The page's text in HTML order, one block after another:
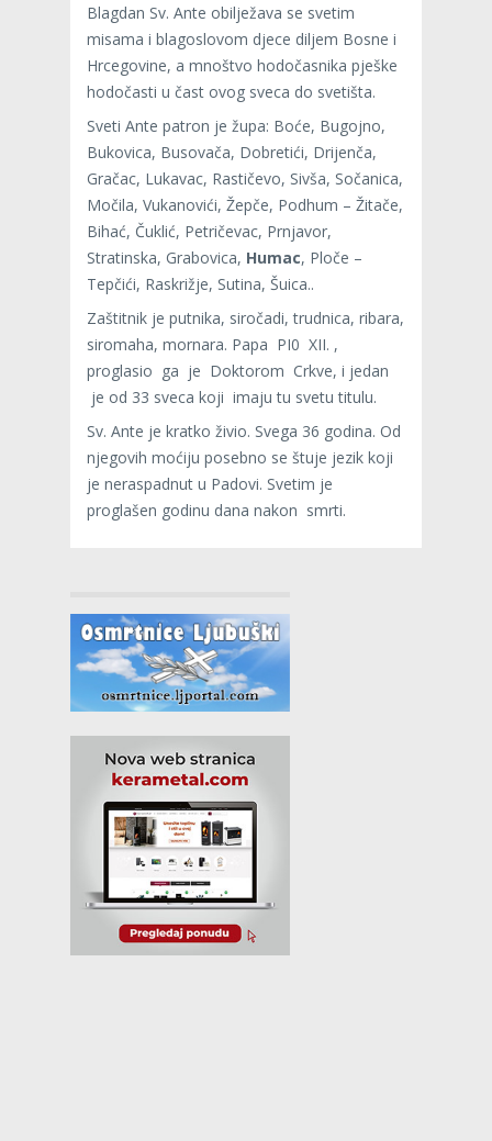
Blagdan Sv. Ante obilježava se svetim
misama i blagoslovom djece diljem Bosne i
Hrcegovine, a mnoštvo hodočasnika pješke
hodočasti u čast ovog sveca do svetišta.
Sveti Ante patron je župa: Boće, Bugojno,
Bukovica, Busovača, Dobretići, Drijenča,
Gračac, Lukavac, Rastičevo, Sivša, Sočanica,
Močila, Vukanovići, Žepče, Podhum – Žitače,
Bihać, Čuklić, Petričevac, Prnjavor,
Stratinska, Grabovica, Humac, Ploče –
Tepčići, Raskrižje, Sutina, Šuica..
Zaštitnik je putnika, siročadi, trudnica, ribara,
siromaha, mornara. Papa PI0 XII. ,
proglasio ga je Doktorom Crkve, i jedan
je od 33 sveca koji imaju tu svetu titulu.
Sv. Ante je kratko živio. Svega 36 godina. Od
njegovih moćiju posebno se štuje jezik koji
je neraspadnut u Padovi. Svetim je
proglašen godinu dana nakon smrti.